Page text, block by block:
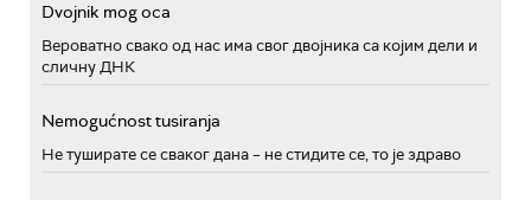
Dvojnik mog oca
Вероватно свако од нас има свог двојника са којим дели и
сличну ДНК
Nemogućnost tusiranja
Не туширате се сваког дана – не стидите се, то је здраво